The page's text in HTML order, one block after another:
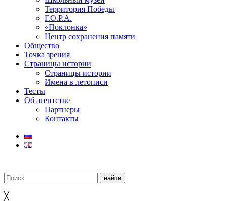
Территория Победы
Г.О.Р.А.
«Поклонка»
Центр сохранения памяти
Общество
Точка зрения
Страницы истории
Страницы истории
Имена в летописи
Тесты
Об агентстве
Партнеры
Контакты
╳